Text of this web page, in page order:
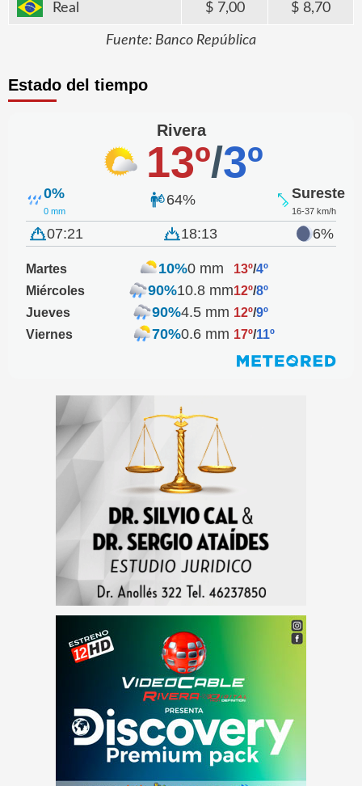
Real 7,00 8,70
Fuente: Banco República
Estado del tiempo
Rivera
13º/3º
0%
0 mm
64% Sureste
16-37 km/h
07:21 18:13 6%
Martes 10%0 mm 13º/4º
Miércoles
90%10.8 mm12º/8º
Jueves
90%4.5 mm 12º/9º
Viernes
70%0.6 mm 17º/11º